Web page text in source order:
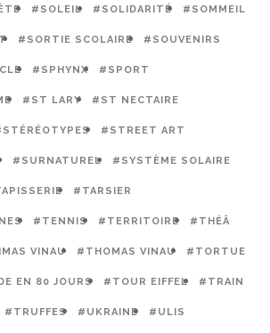
#SOLEIL #SOLIDARITÉ #SOMMEIL
#SORTIE SCOLAIRE #SOUVENIRS
#SPHYNX #SPORT
#ST LARY #ST NECTAIRE
#STREET ART
#SURNATUREL #SYSTÈME SOLAIRE
#TARSIER
#TENNIS #TERRITOIRE #THÉÂ
VINAU #THOMAS VINAU #TORTUE
EN 80 JOURS #TOUR EIFFEL #TRAIN
#TRUFFES #UKRAINE #ULIS